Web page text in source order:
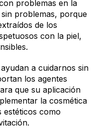
problemas en la
problemas, porque
de los
con la piel,
a cuidarnos sin
los agentes
que su aplicación
la cosmética
estéticos como